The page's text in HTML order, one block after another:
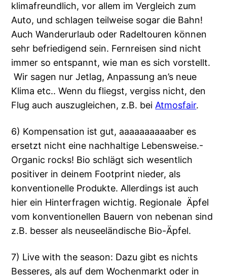
klimafreundlich, vor allem im Vergleich zum
Auto, und schlagen teilweise sogar die Bahn!
Auch Wanderurlaub oder Radeltouren können
sehr befriedigend sein. Fernreisen sind nicht
immer so entspannt, wie man es sich vorstellt.
Wir sagen nur Jetlag, Anpassung an’s neue
Klima etc.. Wenn du fliegst, vergiss nicht, den
Flug auch auszugleichen, z.B. bei Atmosfair.
6) Kompensation ist gut, aaaaaaaaaaber es
ersetzt nicht eine nachhaltige Lebensweise.-
Organic rocks! Bio schlägt sich wesentlich
positiver in deinem Footprint nieder, als
konventionelle Produkte. Allerdings ist auch
hier ein Hinterfragen wichtig. Regionale Äpfel
vom konventionellen Bauern von nebenan sind
z.B. besser als neuseeländische Bio-Äpfel.
7) Live with the season: Dazu gibt es nichts
Besseres, als auf dem Wochenmarkt oder in